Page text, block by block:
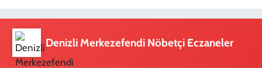
Denizli Merkezefendi Nöbetçi Eczaneler